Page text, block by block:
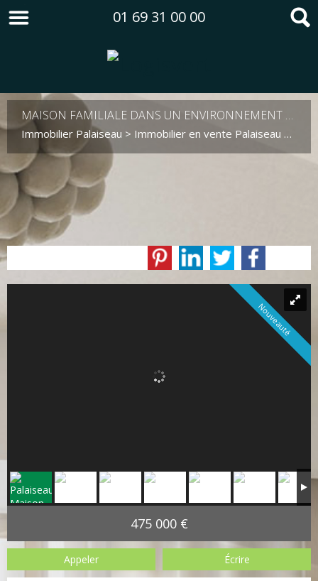
01 69 31 00 00
MAISON FAMILIALE DANS UN ENVIRONNEMENT CALME ET VERDOYANT
Immobilier Palaiseau > Immobilier en vente Palaiseau >
Nouveauté
475 000 €
Appeler Écrire